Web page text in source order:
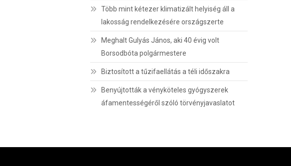
Több mint kétezer klimatizált helyiség áll a
lakosság rendelkezésére országszerte
Meghalt Gulyás János, aki 40 évig volt
Borsodbóta polgármestere
Biztosított a tűzifaellátás a téli időszakra
Benyújtották a vényköteles gyógyszerek
áfamentességéről szóló törvényjavaslatot